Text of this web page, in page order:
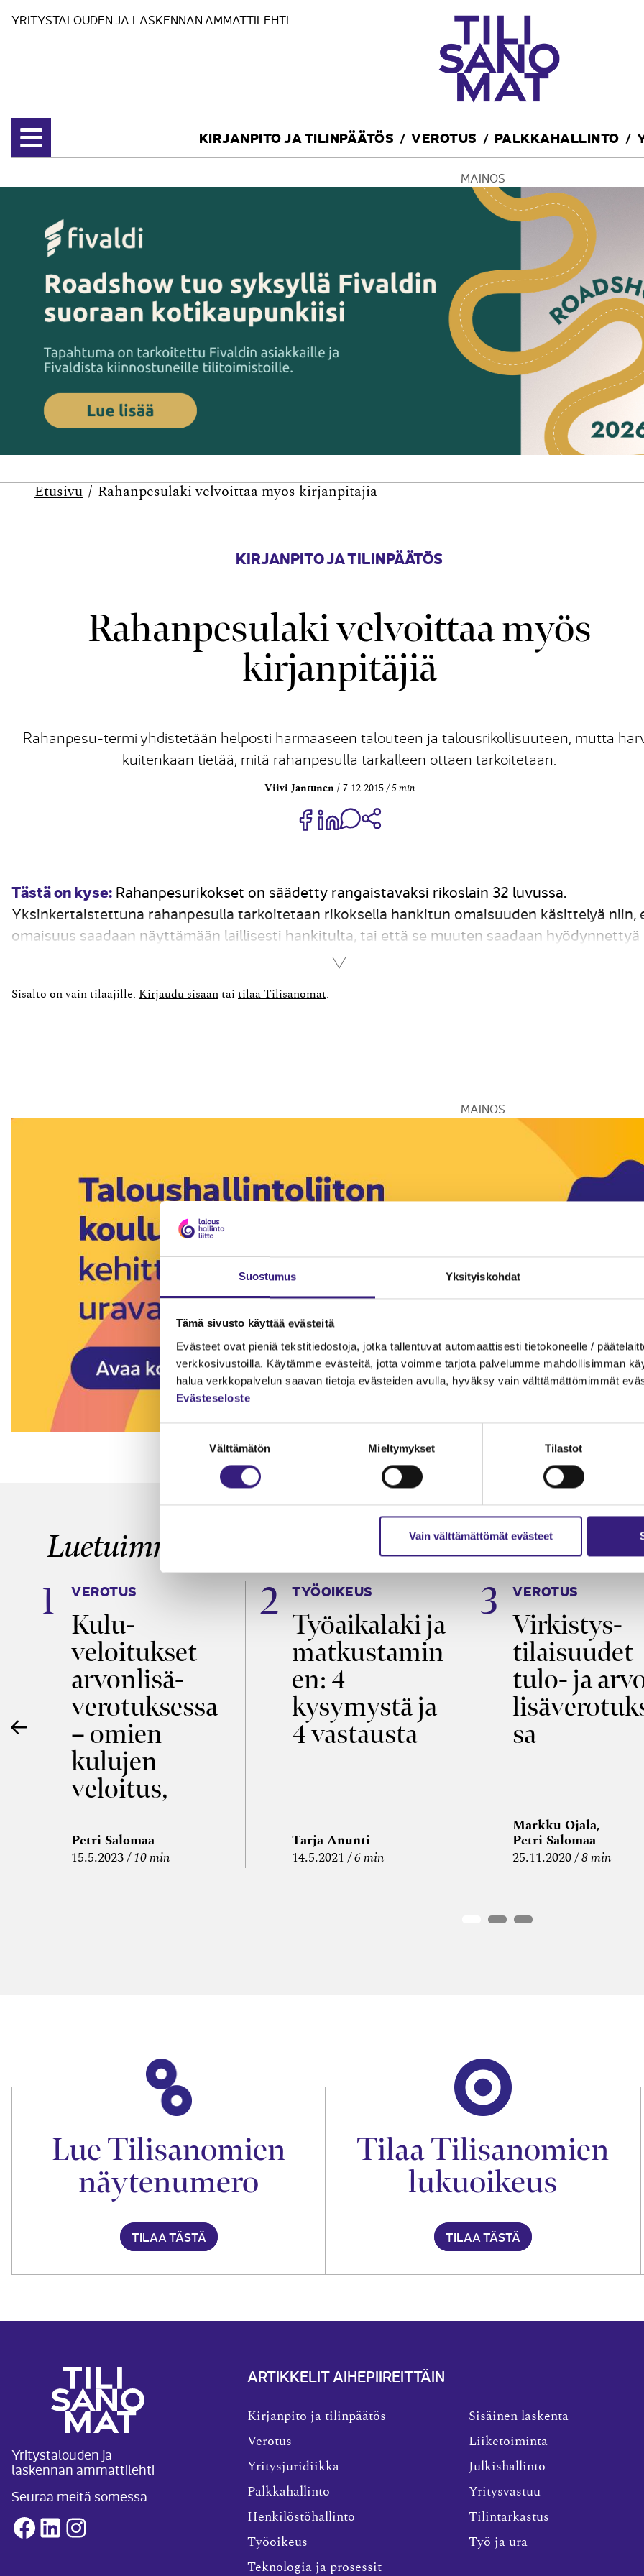
Suostumus Yksityiskohdat
Tämä sivusto käyttää evästeitä
Evästeet ovat pieniä tekstitiedostoja, jotka tallentuvat automaattisesti tietokoneelle /
verkkosivustoilla. Käytämme evästeitä, jotta voimme tarjota palvelumme mahdollisimman
halua verkkopalvelun saavan tietoja evästeiden avulla, hyväksy vain välttämättömimmät
Evästeseloste
Suostumuksen
Välttämätön Mieltymykset Tilastot
Vain välttämättömät evästeet
YRITYSTALOUDEN JA LASKENNAN AMMATTILEHTI
Avaa valikko
KIRJANPITO JA TILINPÄÄTÖS VEROTUS PALKKAHALLINTO
MAINOS
Etusivu Rahanpesulaki velvoittaa myös kirjanpitäjiä
KIRJANPITO JA TILINPÄÄTÖS
Rahanpesulaki velvoittaa myös
kirjanpitäjiä
Rahanpesu-termi yhdistetään helposti harmaaseen talouteen ja talousrikollisuuteen, mutta
kuitenkaan tietää, mitä rahanpesulla tarkalleen ottaen tarkoitetaan.
Viivi Jantunen 7.12.2015 5 min
Jaa Share on Facebook
Jaa Share on LinkedIn
Jaa WhatsApp-viestinä
Tästä on kyse: Rahanpesurikokset on säädetty rangaistavaksi rikoslain 32 luvussa.
Yksinkertaistettuna rahanpesulla tarkoitetaan rikoksella hankitun omaisuuden käsittelyä niin,
omaisuus saadaan näyttämään laillisesti hankitulta, tai että se muuten saadaan hyödynnettyä
niin, että oikeudellisilta seuraamuksilta vältytään. Rahanpesu vaatii aina taustalle esirikoksen,
Lue lisää
Sisältö on vain tilaajille. Kirjaudu sisään tai tilaa Tilisanomat
MAINOS
Luetuimmat
VEROTUS
Kulu­
veloitukset
arvon­lisä­
verotuksessa
– omien
kulujen
veloitus,
edelleen­
veloitus ja
Petri Salomaa
15.5.2023 10 min
TYÖOIKEUS
Työaikalaki ja
matkustamin
en: 4
kysymystä ja
4 vastausta
Tarja Anunti
14.5.2021
6 min
VEROTUS
Virkistys­
tilaisuudet
tulo- ja
sa
Markku Ojala,
Petri Salomaa
25.11.2020 8 min
Lue Tilisanomien
näytenumero
TILAA TÄSTÄ
Tilaa Tilisanomien
lukuoikeus
TILAA TÄSTÄ
Yritystalouden ja
laskennan ammattilehti
Seuraa meitä somessa
Facebook
LinkedInInstagram
ARTIKKELIT AIHEPIIREITTÄIN
Kirjanpito ja tilinpäätös
Verotus
Yritysjuridiikka
Palkkahallinto
Henkilöstöhallinto
Työoikeus
Teknologia ja prosessit
Sisäinen laskenta
Liiketoiminta
Julkishallinto
Yritysvastuu
Tilintarkastus
Työ ja ura